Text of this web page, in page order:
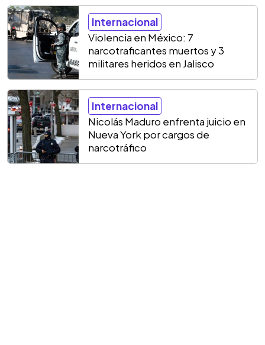
Internacional
Violencia en México: 7
narcotraficantes muertos y 3
militares heridos en Jalisco
Internacional
Nicolás Maduro enfrenta juicio en
Nueva York por cargos de
narcotráfico